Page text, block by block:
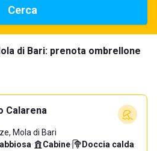
Cerca
di Bari: prenota ombrellone
Calarena
Mola di Bari
· Cabine· Doccia calda·